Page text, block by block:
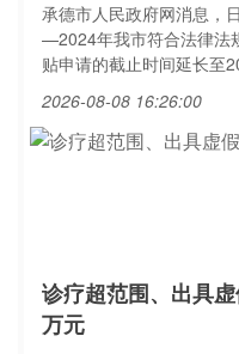
承德市人民政府网消息，
—2024年我市符合法律法
贴申请的截止时间延长至
2026-08-08 16:26:00
诊疗超范围、出具
万元